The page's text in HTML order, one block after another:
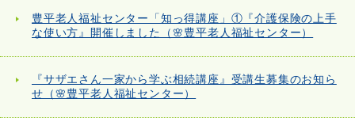
豊平老人福祉センター「知っ得講座」①『介護保険の上手
な使い方』開催しました（🌸豊平老人福祉センター）
『サザエさん一家から学ぶ相続講座』受講生募集のお知ら
せ（🌸豊平老人福祉センター）